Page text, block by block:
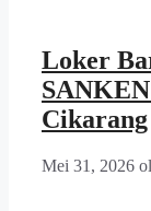
Loker
Cikarang
Mei 31, 2026